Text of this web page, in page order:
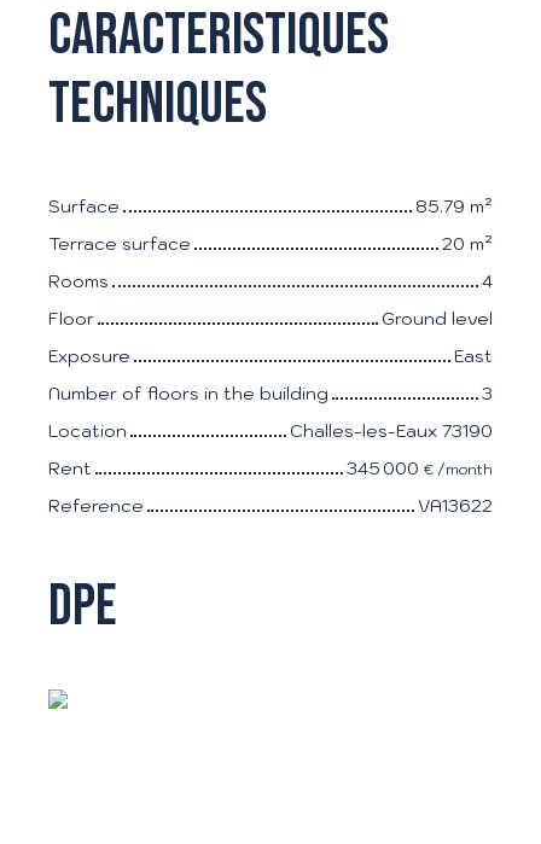
Caracteristiques
techniques
Surface 85.79 m²
Terrace surface
20 m²
Rooms
4
Floor
Ground level
Exposure
East
Number of floors in the building
3
Location
Challes-les-Eaux 73190
Rent
345 000 € /month
Reference VA13622
DPE